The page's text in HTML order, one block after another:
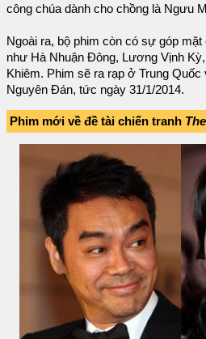
công chúa dành cho chồng là Ngưu
Ngoài ra, bộ phim còn có sự góp
như Hà Nhuận Đông, Lương Vịnh
Khiêm. Phim sẽ ra rạp ở Trung Quốc
Nguyên Đán, tức ngày 31/1/2014.
Phim mới về đề tài chiến tranh